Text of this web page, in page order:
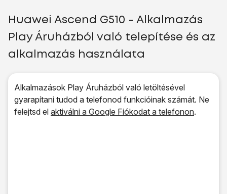
Huawei Ascend G510 - Alkalmazás
Play Áruházból való telepítése és az
alkalmazás használata
Alkalmazások Play Áruházból való letöltésével
gyarapítani tudod a telefonod funkcióinak számát. Ne
felejtsd el aktiválni a Google Fiókodat a telefonon.